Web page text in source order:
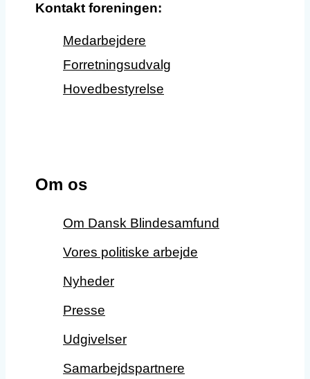
Kontakt foreningen:
Medarbejdere
Forretningsudvalg
Hovedbestyrelse
Om os
Om Dansk Blindesamfund
Vores politiske arbejde
Nyheder
Presse
Udgivelser
Samarbejdspartnere